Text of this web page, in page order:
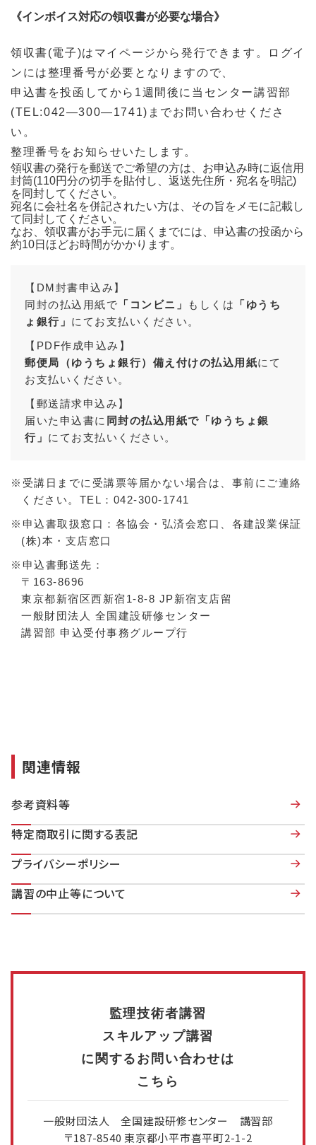
《インボイス対応の領収書が必要な場合》
領収書(電子)はマイページから発行できます。ログイ
ンには整理番号が必要となりますので、
申込書を投函してから1週間後に当センター講習部
(TEL:042―300―1741)までお問い合わせくださ
い。
整理番号をお知らせいたします。
領収書の発行を郵送でご希望の方は、お申込み時に返信用
封筒(110円分の切手を貼付し、返送先住所・宛名を明記)
を同封してください。
宛名に会社名を併記されたい方は、その旨をメモに記載し
て同封してください。
なお、領収書がお手元に届くまでには、申込書の投函から
約10日ほどお時間がかかります。
【DM封書申込み】
同封の払込用紙で 「コンビニ」 もしくは
「ゆうち
ょ銀行」 にてお支払いください。
【PDF作成申込み】
郵便局（ゆうちょ銀行）備え付けの払込用紙にて
お支払いください。
【郵送請求申込み】
届いた申込書に 同封の払込用紙で「ゆうちょ銀
行」 にてお支払いください。
※受講日までに受講票等届かない場合は、事前にご連絡
ください。TEL：042-300-1741
※申込書取扱窓口：各協会・弘済会窓口、各建設業保証
(株)本・支店窓口
※申込書郵送先：
〒163-8696
東京都新宿区西新宿1-8-8 JP新宿支店留
一般財団法人 全国建設研修センター
講習部 申込受付事務グループ行
関連情報
参考資料等
特定商取引に関する表記
プライバシーポリシー
講習の中止等について
監理技術者講習
スキルアップ講習
に関するお問い合わせは
こちら
一般財団法人 全国建設研修センター 講習部
〒187-8540 東京都小平市喜平町2-1-2